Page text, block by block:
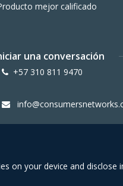
mejor calificado
una conversación
+57 310 811 9470
on your device and